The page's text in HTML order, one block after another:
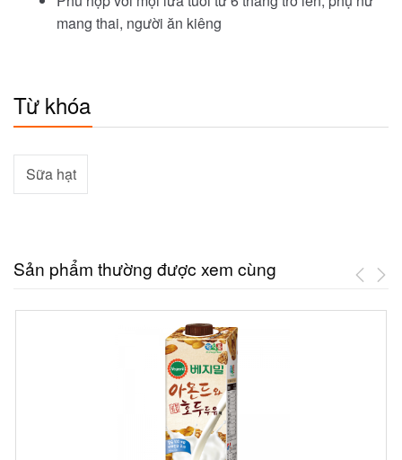
mang thai, người ăn kiêng
Từ khóa
Sữa hạt
Sản phẩm thường được xem cùng